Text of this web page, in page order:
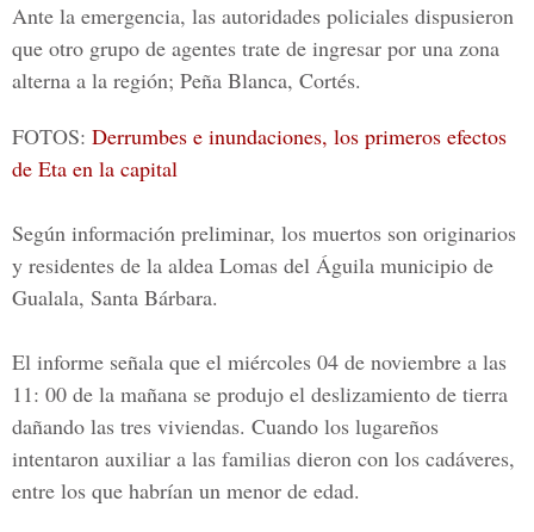
Ante la emergencia, las autoridades policiales dispusieron
que otro grupo de agentes trate de ingresar por una zona
alterna a la región; Peña Blanca, Cortés.
FOTOS: Derrumbes e inundaciones, los primeros efectos
de Eta en la capital
Según información preliminar, los muertos son originarios
y residentes de la aldea Lomas del Águila municipio de
Gualala, Santa Bárbara.
El informe señala que el miércoles 04 de noviembre a las
11: 00 de la mañana se produjo el deslizamiento de tierra
dañando las tres viviendas. Cuando los lugareños
intentaron auxiliar a las familias dieron con los cadáveres,
entre los que habrían un menor de edad.